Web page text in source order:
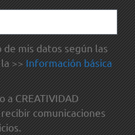
mis datos según las
>> Información básica
CREATIVIDAD
recibir comunicaciones